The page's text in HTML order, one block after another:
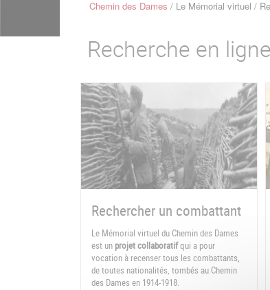
Fil
Chemin des Dames Le Mémorial virtuel
Recherche en ligne
Rechercher un combattant
Le Mémorial virtuel du Chemin des Dames
est un projet collaboratifqui a pour
vocation à recenser tous les combattants,
de toutes nationalités, tombés au Chemin
des Dames en 1914-1918.